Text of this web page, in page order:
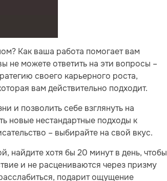
Как ваша работа помогает вам
не можете ответить на эти вопросы –
своего карьерного роста,
вам действительно подходит.
и позволить себе взглянуть на
новые нестандартные подходы к
– выбирайте на свой вкус.
найдите хотя бы 20 минут в день, чтобы
и не расцениваются через призму
подарит ощущение